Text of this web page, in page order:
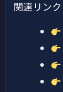
関連リンク